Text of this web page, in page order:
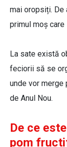
mai oropsiți. De
primul moș care
La sate există
feciorii să se
unde vor merge
de Anul Nou.
De ce
pom